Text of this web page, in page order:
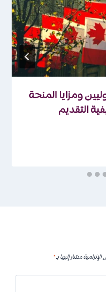
ومزايا المنحة
التقديم
مشار إليها بـ*